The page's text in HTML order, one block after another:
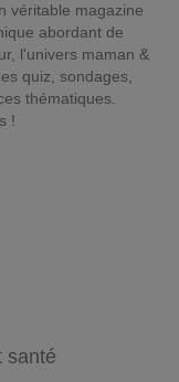
véritable magazine
abordant de
l'univers maman &
quiz, sondages,
thématiques.
!
santé